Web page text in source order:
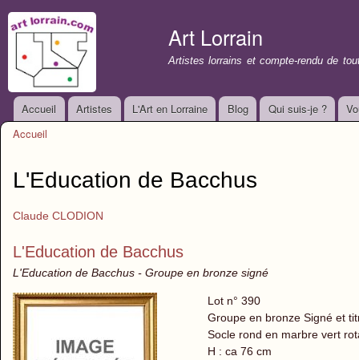
Art Lorrain
Artistes lorrains et compte-rendu de
Menu principal
Accueil Artistes L'Art en Lorraine Blog Qui suis-je ?
Accueil
L'Education de Bacchus
Claude CLODION
L'Education de Bacchus
L'Education de Bacchus - Groupe en bronze signé
Lot n° 390
Groupe en bronze Signé et
Socle rond en marbre vert
H : ca 76 cm